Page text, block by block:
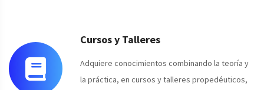
Cursos y Talleres
Adquiere conocimientos combinando la teoría y
la práctica, en cursos y talleres propedéuticos,